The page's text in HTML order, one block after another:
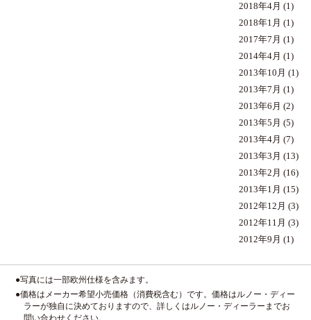
2018年4月 (1)
2018年1月 (1)
2017年7月 (1)
2014年4月 (1)
2013年10月 (1)
2013年7月 (1)
2013年6月 (2)
2013年5月 (5)
2013年4月 (7)
2013年3月 (13)
2013年2月 (16)
2013年1月 (15)
2012年12月 (3)
2012年11月 (3)
2012年9月 (1)
●写真には一部欧州仕様を含みます。
●価格はメーカー希望小売価格（消費税含む）です。価格はルノー・ディー
ラーが独自に決めておりますので、詳しくはルノー・ディーラーまでお
問い合わせください。